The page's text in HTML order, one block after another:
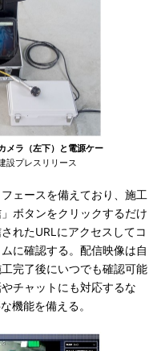
メラ（左下）と電源ケー
設プレスリリース
ェースを備えており、施工
ボタンをクリックするだけ
れたURLにアクセスしてコ
に確認する。配信映像は自
完了後にいつでも確認可能
チャットにも対応するな
機能を備える。